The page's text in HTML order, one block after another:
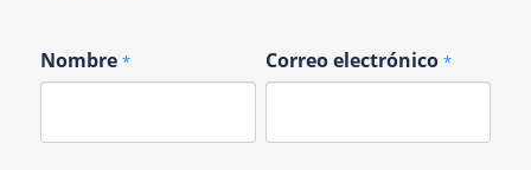
Nombre * Correo electrónico *